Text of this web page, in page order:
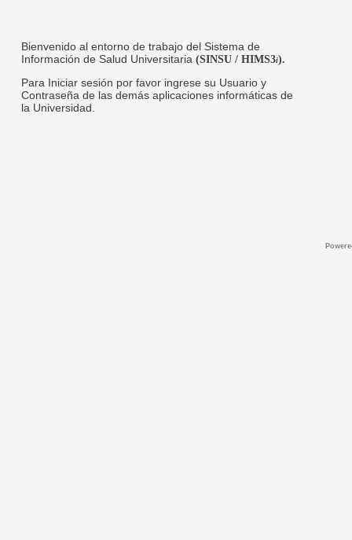
Bienvenido al entorno de trabajo del Sistema de
Información de Salud Universitaria (SINSU / HIMS3i).
Para Iniciar sesión por favor ingrese su Usuario y
Contraseña de las demás aplicaciones informáticas de
la Universidad.